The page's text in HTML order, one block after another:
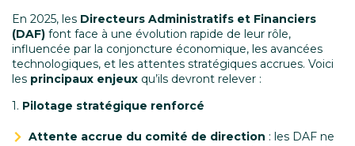
En 2025, les Directeurs Administratifs et Financiers
(DAF) font face à une évolution rapide de leur rôle,
influencée par la conjoncture économique, les avancées
technologiques, et les attentes stratégiques accrues. Voici
les principaux enjeux qu’ils devront relever :
1. Pilotage stratégique renforcé
Attente accrue du comité de direction : les DAF ne